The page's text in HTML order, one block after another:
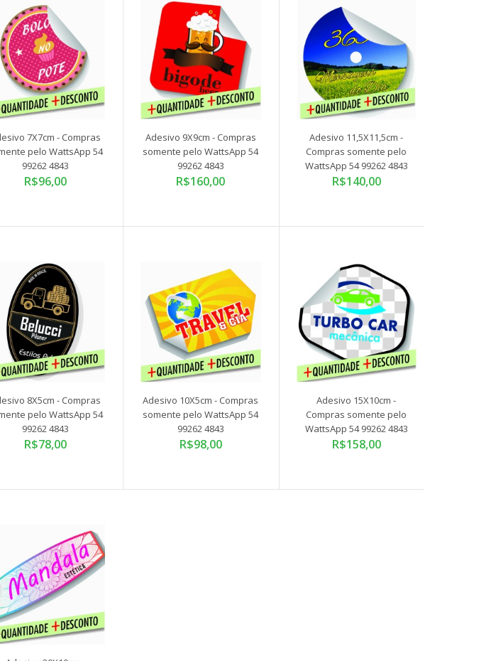
Adesivo 4,5X4,5cm - Compras
somente pelo WattsApp 54
99262 4843
R$55,00
Compras somente pelo WattsApp 54 99262 4843 Os
adesivos personalizados são perfeitos para solt..
99262 4843
adesivos personalizados são perfeitos para solt..
Adesivo 9X9cm - Compras
somente pelo WattsApp 54
99262 4843
R$160,00
adesivos personalizados são perfeitos para solt..
Adesivo 11,5X11,5cm -
Compras somente pelo
WattsApp 54 99262 4843
R$140,00
7X7cm - Compras
pelo WattsApp 54
99262 4843
R$96,00
Adesivo 9X9cm - Compras
somente pelo WattsApp 54
99262 4843
R$160,00
Adesivo 11,5X11,5cm -
Compras somente pelo
WattsApp 54 99262 4843
R$140,00
8X5cm - Compras
pelo WattsApp 54
99262 4843
R$78,00
Adesivo 10X5cm - Compras
somente pelo WattsApp 54
99262 4843
R$98,00
Adesivo 15X10cm -
Compras somente pelo
WattsApp 54 99262 4843
R$158,00